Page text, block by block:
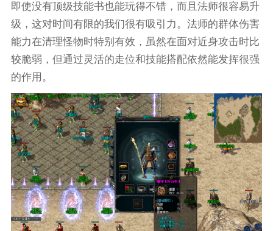
即使没有顶级技能书也能玩得不错，而且法师很容易升
级，这对时间有限的我们很有吸引力。法师的群体伤害
能力在清理怪物时特别有效，虽然在面对近身攻击时比
较脆弱，但通过灵活的走位和技能搭配依然能发挥很强
的作用。